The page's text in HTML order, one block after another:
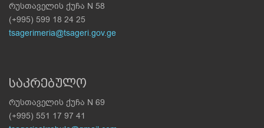
რუსთაველის ქუჩა N 58
(+995) 599 18 24 25
tsagerimeria@tsageri.gov.ge
საკრებულო
რუსთაველის ქუჩა N 69
(+995) 551 17 97 41